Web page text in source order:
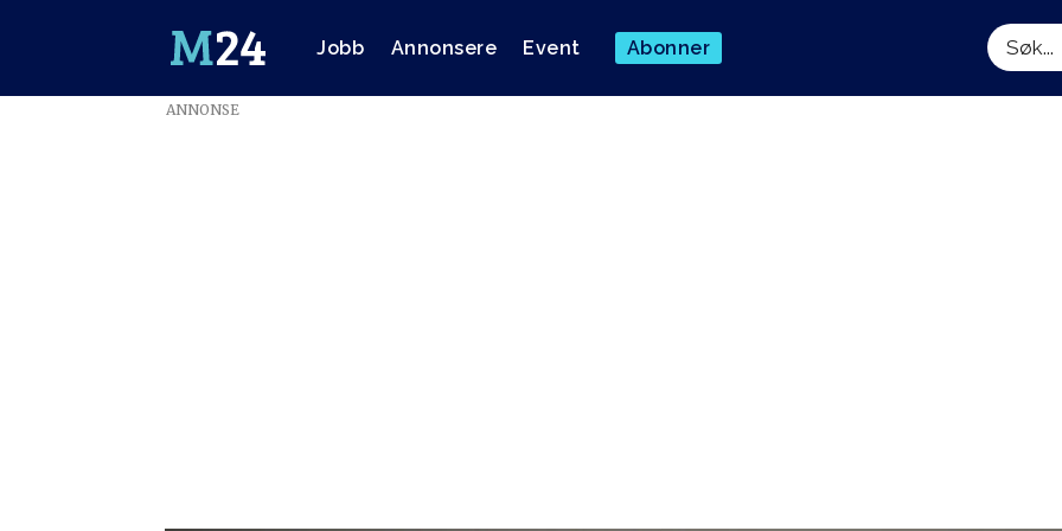
Jobb Annonsere Event Abonner
Søk
ANNONSE